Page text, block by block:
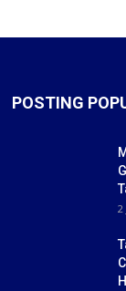
POSTING
2